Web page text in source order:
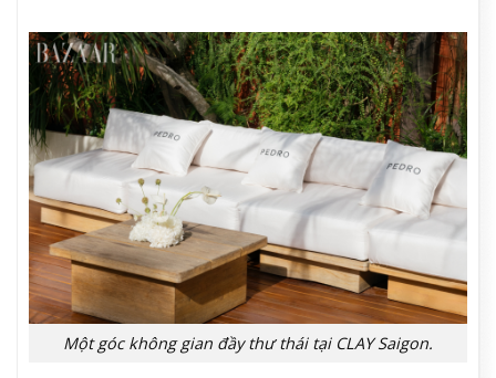
Một góc không gian đầy thư thái tại CLAY Saigon.